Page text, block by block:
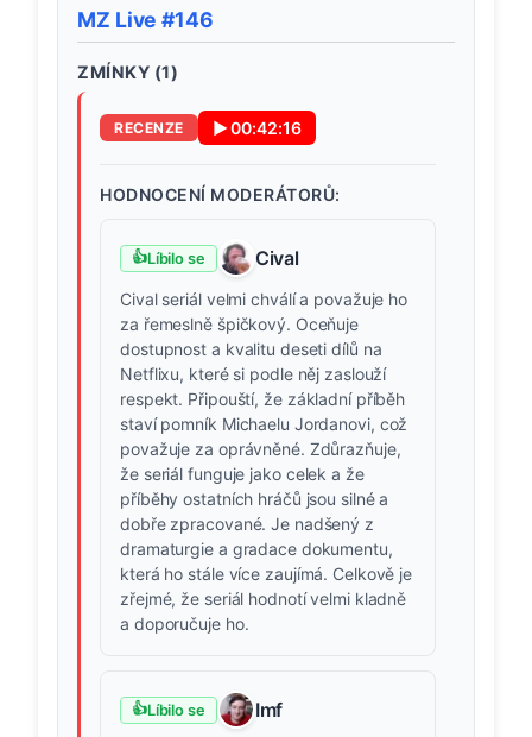
MZ Live #146
ZMÍNKY (1)
RECENZE ▶00:42:16
HODNOCENÍ MODERÁTORŮ:
👍Líbilo se Cival
Cival seriál velmi chválí a považuje ho
za řemeslně špičkový. Oceňuje
dostupnost a kvalitu deseti dílů na
Netflixu, které si podle něj zaslouží
respekt. Připouští, že základní příběh
staví pomník Michaelu Jordanovi, což
považuje za oprávněné. Zdůrazňuje,
že seriál funguje jako celek a že
příběhy ostatních hráčů jsou silné a
dobře zpracované. Je nadšený z
dramaturgie a gradace dokumentu,
která ho stále více zaujímá. Celkově je
zřejmé, že seriál hodnotí velmi kladně
a doporučuje ho.
👍Líbilo se Imf